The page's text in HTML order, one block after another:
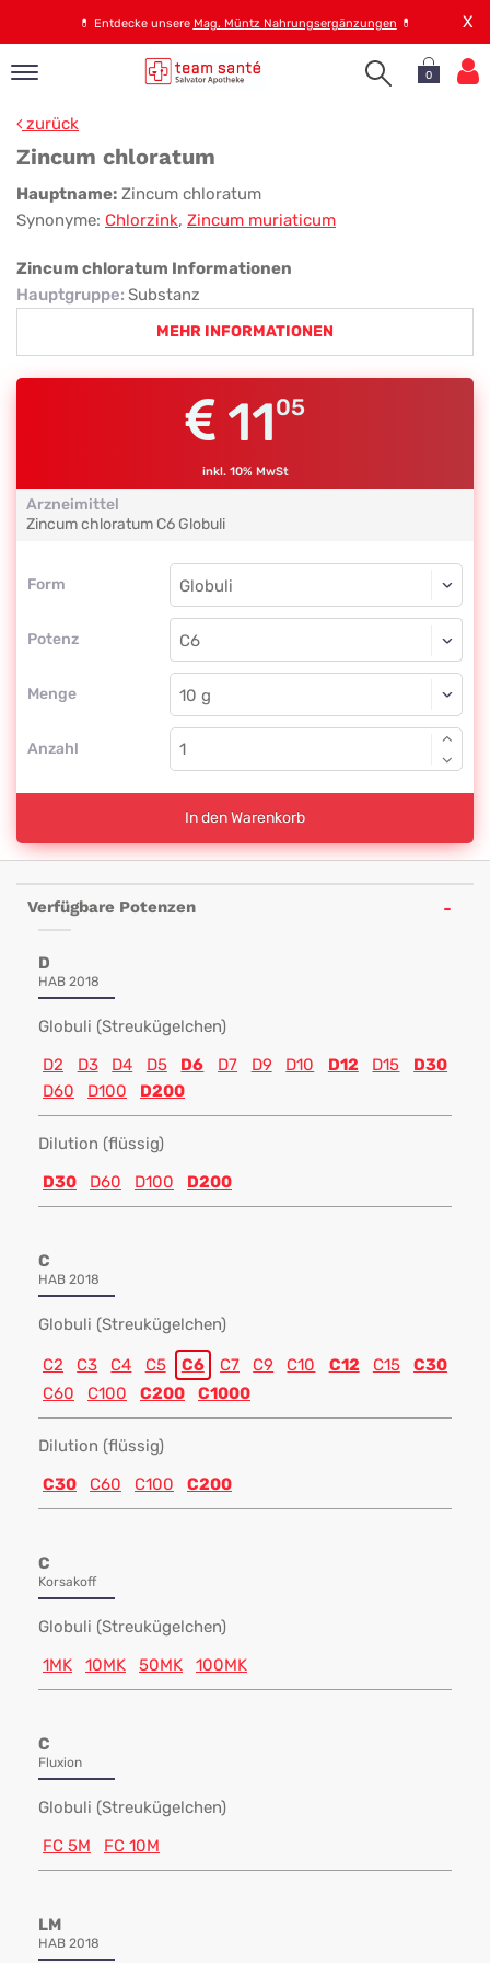
💊 Entdecke unsere Mag. Müntz Nahrungsergänzungen 💊 X
0
zurück
Zincum chloratum
Zincum
chloratum
Hauptname: Zincum chloratum
Synonyme: Chlorzink, Zincum muriaticum
Zincum chloratum Informationen
Hauptgruppe: Substanz
MEHR INFORMATIONEN
1105
inkl. 10% MwSt
Arzneimittel
Zincum chloratum C6 Globuli
Form
Form
Potenz
Globuli
C6
Menge
Globuli
Anzahl
In den Warenkorb
Verfügbare Potenzen
D
HAB 2018
Globuli (Streukügelchen)
D2
D3 D4 D5 D6 D7 D9 D10 D12 D15
D30
D60
D100 D200
Dilution (flüssig)
D30
D60 D100 D200
C
HAB 2018
Globuli (Streukügelchen)
C2 C3 C4 C5 C6 C7 C9 C10 C12 C15
C30
C60
C100 C200 C1000
Dilution (flüssig)
C30
C60 C100 C200
C
Korsakoff
Globuli (Streukügelchen)
1MK
10MK 50MK 100MK
C
Fluxion
Globuli (Streukügelchen)
FC 5M
FC 10M
LM
HAB 2018